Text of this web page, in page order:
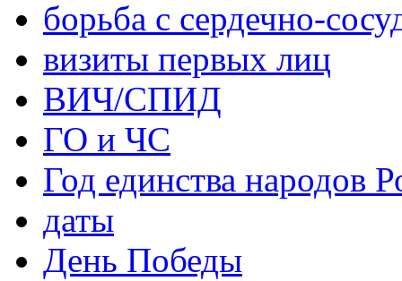
борьба с сердечно-
визиты первых лиц
ВИЧ/СПИД
ГО и ЧС
Год единства народов
даты
День Победы